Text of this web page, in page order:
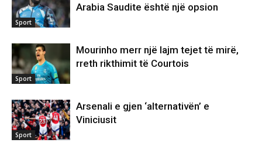
Sport
Arabia Saudite është një opsion
Sport
Mourinho merr një lajm tejet të mirë,
rreth rikthimit të Courtois
Sport
Arsenali e gjen ‘alternativën’ e
Viniciusit